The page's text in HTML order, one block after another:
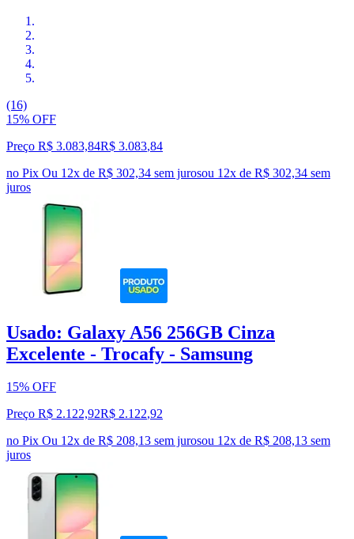
(16)
15% OFF
Preço R$ 3.083,84R$ 3.083,84
no Pix Ou 12x de R$ 302,34 sem jurosou 12x de R$ 302,34 sem
juros
Usado: Galaxy A56 256GB Cinza
Excelente - Trocafy - Samsung
15% OFF
Preço R$ 2.122,92R$ 2.122,92
no Pix Ou 12x de R$ 208,13 sem jurosou 12x de R$ 208,13 sem
juros